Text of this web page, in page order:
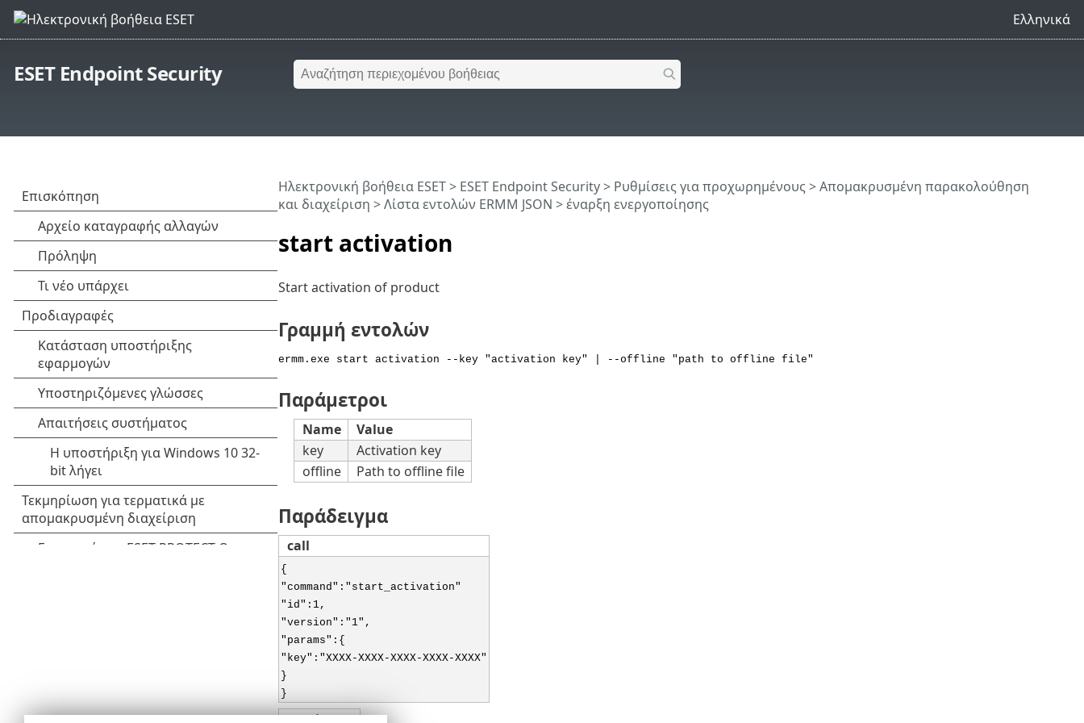
Ελληνικά
ESET Endpoint Security
start activation
Ηλεκτρονική βοήθεια ESET> ESET Endpoint Security> Ρυθμίσεις για προχωρημένους>Απομακρυσμένη παρακολούθηση
και διαχείριση >Λίστα εντολών ERMM JSON > έναρξη ενεργοποίησης
Start activation of product
Γραμμή εντολών
ermm.exe start activation --key "activation key" | --offline "path to offline file"
Παράμετροι
Name
Value
key
Activation key
offline
Path to offline file
Παράδειγμα
call
{
"command":"start_activation"
"id":1,
"version":"1",
"params":{
"key":"XXXX-XXXX-XXXX-XXXX-XXXX"
}
}
result